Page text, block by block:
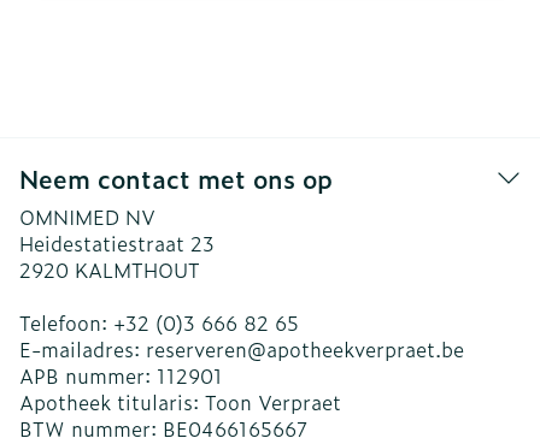
Neem contact met ons op
OMNIMED NV
Heidestatiestraat 23
2920 KALMTHOUT
Telefoon: +32 (0)3 666 82 65
E-mailadres: reserveren@apotheekverpraet.be
APB nummer: 112901
Apotheek titularis: Toon Verpraet
BTW nummer: BE0466165667